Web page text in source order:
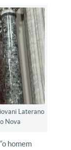
Laterano
Nova
homem